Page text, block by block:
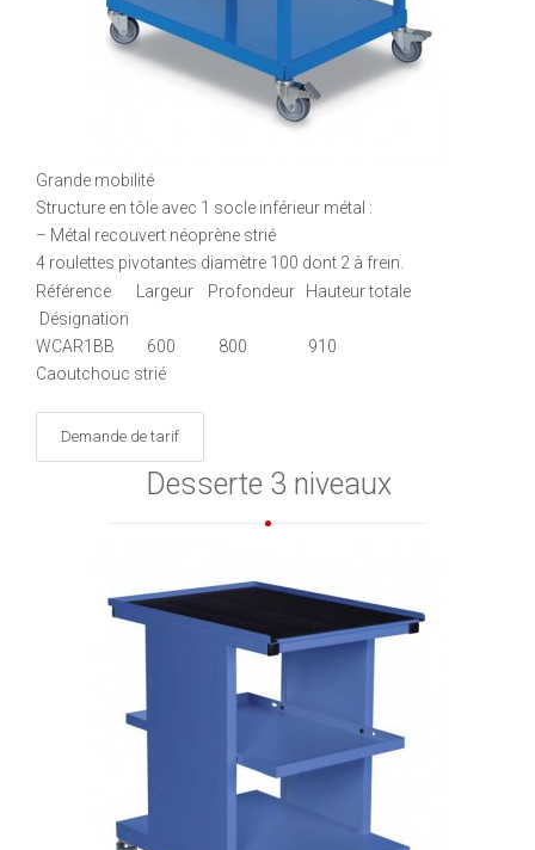
Grande mobilité
Structure en tôle avec 1 socle inférieur métal :
– Métal recouvert néoprène strié
4 roulettes pivotantes diamètre 100 dont 2 à frein.
Référence Largeur Profondeur Hauteur totale
Désignation
WCAR1BB 600 800 910
Caoutchouc strié
Demande de tarif
Desserte 3 niveaux